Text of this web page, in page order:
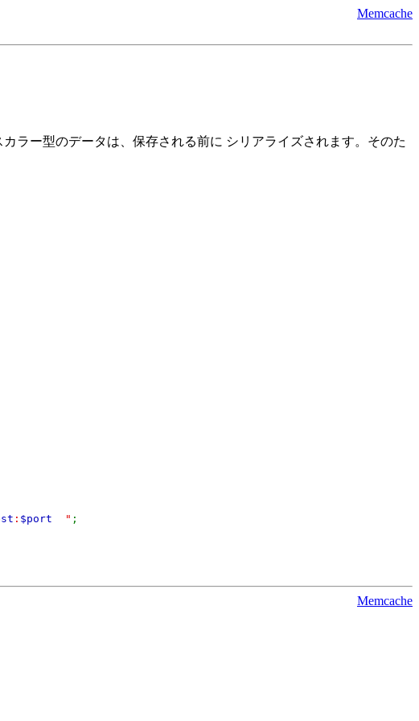
Memcache
ラー型のデータは、保存される前に シリアライズされます。そのた
: $port " ;
Memcache